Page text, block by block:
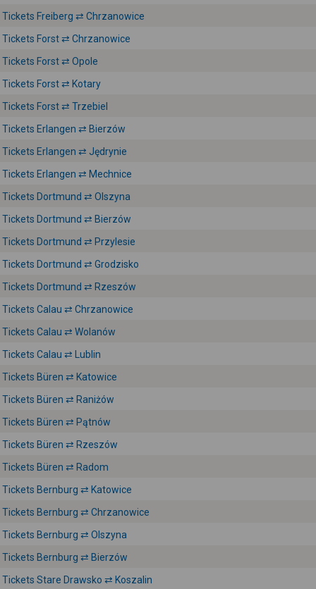
Tickets Freiberg ⇄ Chrzanowice
Tickets Forst ⇄ Chrzanowice
Tickets Forst ⇄ Opole
Tickets Forst ⇄ Kotary
Tickets Forst ⇄ Trzebiel
Tickets Erlangen ⇄ Bierzów
Tickets Erlangen ⇄ Jędrynie
Tickets Erlangen ⇄ Mechnice
Tickets Dortmund ⇄ Olszyna
Tickets Dortmund ⇄ Bierzów
Tickets Dortmund ⇄ Przylesie
Tickets Dortmund ⇄ Grodzisko
Tickets Dortmund ⇄ Rzeszów
Tickets Calau ⇄ Chrzanowice
Tickets Calau ⇄ Wolanów
Tickets Calau ⇄ Lublin
Tickets Büren ⇄ Katowice
Tickets Büren ⇄ Raniżów
Tickets Büren ⇄ Pątnów
Tickets Büren ⇄ Rzeszów
Tickets Büren ⇄ Radom
Tickets Bernburg ⇄ Katowice
Tickets Bernburg ⇄ Chrzanowice
Tickets Bernburg ⇄ Olszyna
Tickets Bernburg ⇄ Bierzów
Tickets Stare Drawsko ⇄ Koszalin